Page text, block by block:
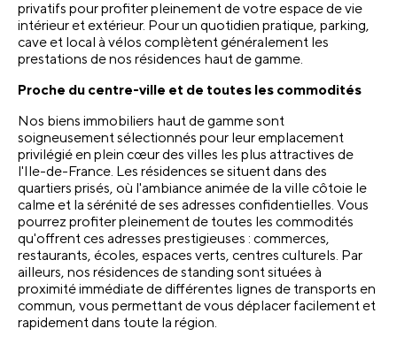
privatifs pour profiter pleinement de votre espace de vie
intérieur et extérieur. Pour un quotidien pratique, parking,
cave et local à vélos complètent généralement les
prestations de nos résidences haut de gamme.
Proche du centre-ville et de toutes les commodités
Nos biens immobiliers haut de gamme sont
soigneusement sélectionnés pour leur emplacement
privilégié en plein cœur des villes les plus attractives de
l'Ile-de-France. Les résidences se situent dans des
quartiers prisés, où l'ambiance animée de la ville côtoie le
calme et la sérénité de ses adresses confidentielles. Vous
pourrez profiter pleinement de toutes les commodités
qu'offrent ces adresses prestigieuses : commerces,
restaurants, écoles, espaces verts, centres culturels. Par
ailleurs, nos résidences de standing sont situées à
proximité immédiate de différentes lignes de transports en
commun, vous permettant de vous déplacer facilement et
rapidement dans toute la région.